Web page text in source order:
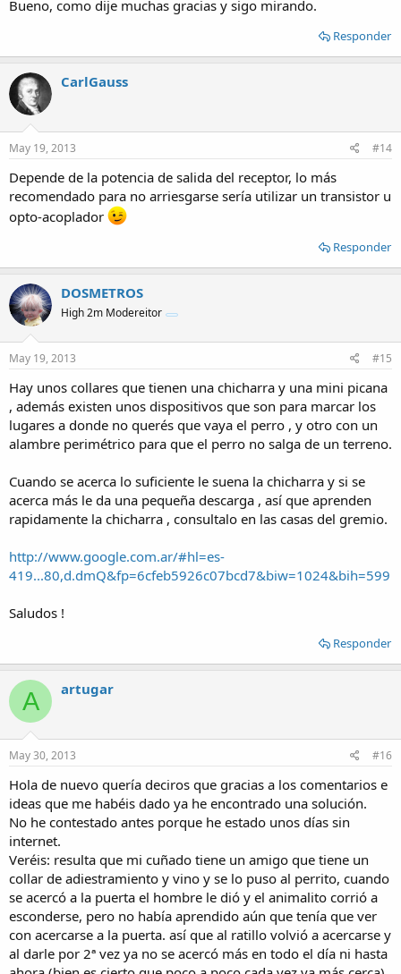
Bueno, como dije muchas gracias y sigo mirando.
Responder
CarlGauss
May 19, 2013 #14
Depende de la potencia de salida del receptor, lo más
recomendado para no arriesgarse sería utilizar un transistor u
opto-acoplador
Responder
DOSMETROS
High 2m Modereitor
May 19, 2013 #15
Hay unos collares que tienen una chicharra y una mini picana
, además existen unos dispositivos que son para marcar los
lugares a donde no querés que vaya el perro , y otro con un
alambre perimétrico para que el perro no salga de un terreno.
Cuando se acerca lo suficiente le suena la chicharra y si se
acerca más le da una pequeña descarga , así que aprenden
rapidamente la chicharra , consultalo en las casas del gremio.
http://www.google.com.ar/#hl=es-
419...80,d.dmQ&fp=6cfeb5926c07bcd7&biw=1024&bih=599
Saludos !
Responder
A artugar
May 30, 2013 #16
Hola de nuevo quería deciros que gracias a los comentarios e
ideas que me habéis dado ya he encontrado una solución.
No he contestado antes porque he estado unos días sin
internet.
Veréis: resulta que mi cuñado tiene un amigo que tiene un
collar de adiestramiento y vino y se lo puso al perrito, cuando
se acercó a la puerta el hombre le dió y el animalito corrió a
esconderse, pero no había aprendido aún que tenía que ver
con acercarse a la puerta. así que al ratillo volvió a acercarse y
al darle por 2ª vez ya no se acercó más en todo el día ni hasta